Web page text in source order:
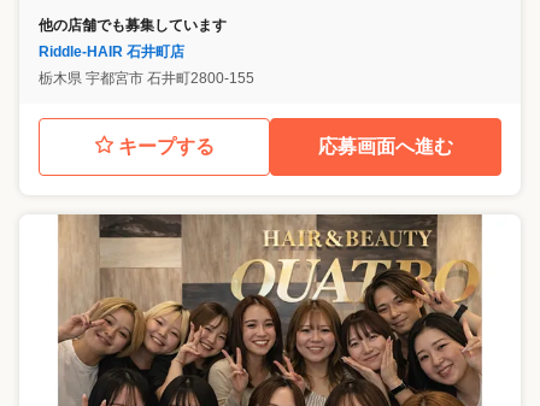
他の店舗でも募集しています
Riddle-HAIR 石井町店
栃木県 宇都宮市 石井町2800-155
キープする 応募画面へ進む